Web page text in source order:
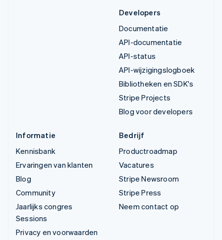
Developers
Documentatie
API-documentatie
API-status
API-wijzigingslogboek
Bibliotheken en SDK's
Stripe Projects
Blog voor developers
Informatie
Kennisbank
Ervaringen van klanten
Blog
Community
Jaarlijks congres
Sessions
Privacy en voorwaarden
Bedrijf
Productroadmap
Vacatures
Stripe Newsroom
Stripe Press
Neem contact op